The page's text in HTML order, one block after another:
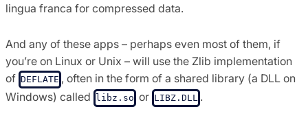
lingua franca for compressed data.
And any of these apps – perhaps even most of them, if
you’re on Linux or Unix – will use the Zlib implementation
of DEFLATE , often in the form of a shared library (a DLL on
Windows) called
libz.so or LIBZ.DLL .